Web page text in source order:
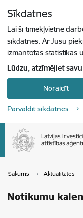
Sīkdatnes
Lai šī tīmekļvietne
sīkdatnes. Ar Jūsu
izmantotas statistikas
Lūdzu, atzīmējiet
Noraidīt
Pārvaldīt sīkdatnes
Sākums Aktualitātes
Notikumu